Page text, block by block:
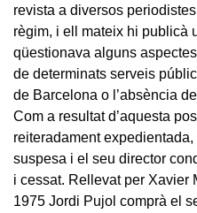
revista a diversos
règim, i ell mateix hi publicà
qüestionava alguns
de determinats serveis
de Barcelona o l’absència
Com a resultat d’aquesta
reiteradament
suspesa i el seu director
i cessat. Rellevat per Xavier
1975 Jordi Pujol comprà el